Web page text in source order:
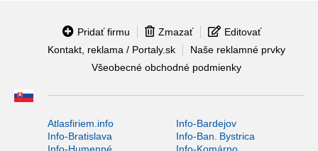
Pridať firmu Zmazať
Editovať
Kontakt, reklama / Portaly.sk
Naše reklamné prvky
Všeobecné obchodné podmienky
Atlasfiriem.info
Info-Bardejov
Info-Bratislava
Info-Ban. Bystrica
Info-Humenné
Info-Komárno